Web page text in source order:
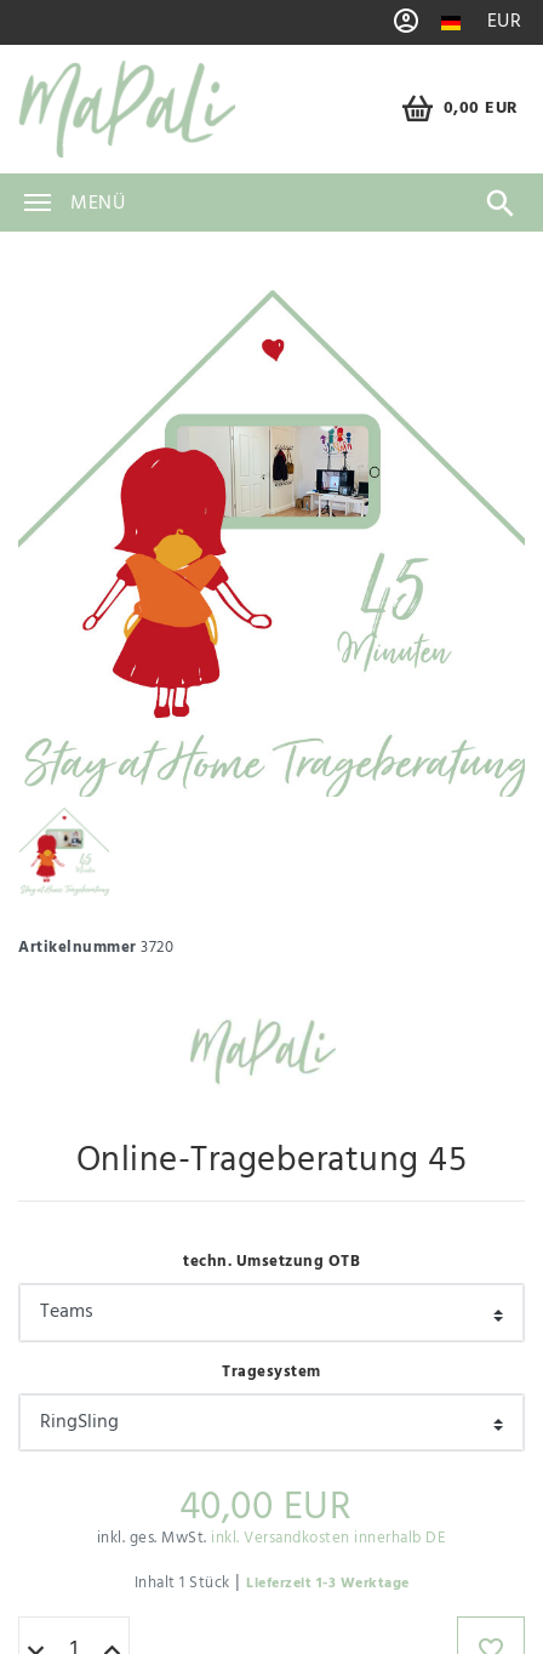
EUR
0,00 EUR
MENÜ
Artikelnummer3720
Online-Trageberatung 45
techn. Umsetzung OTB
Tragesystem
40,00 EUR
inkl. ges. MwSt. inkl. Versandkosten innerhalb DE
Inhalt1 Stück | Lieferzeit 1-3 Werktage